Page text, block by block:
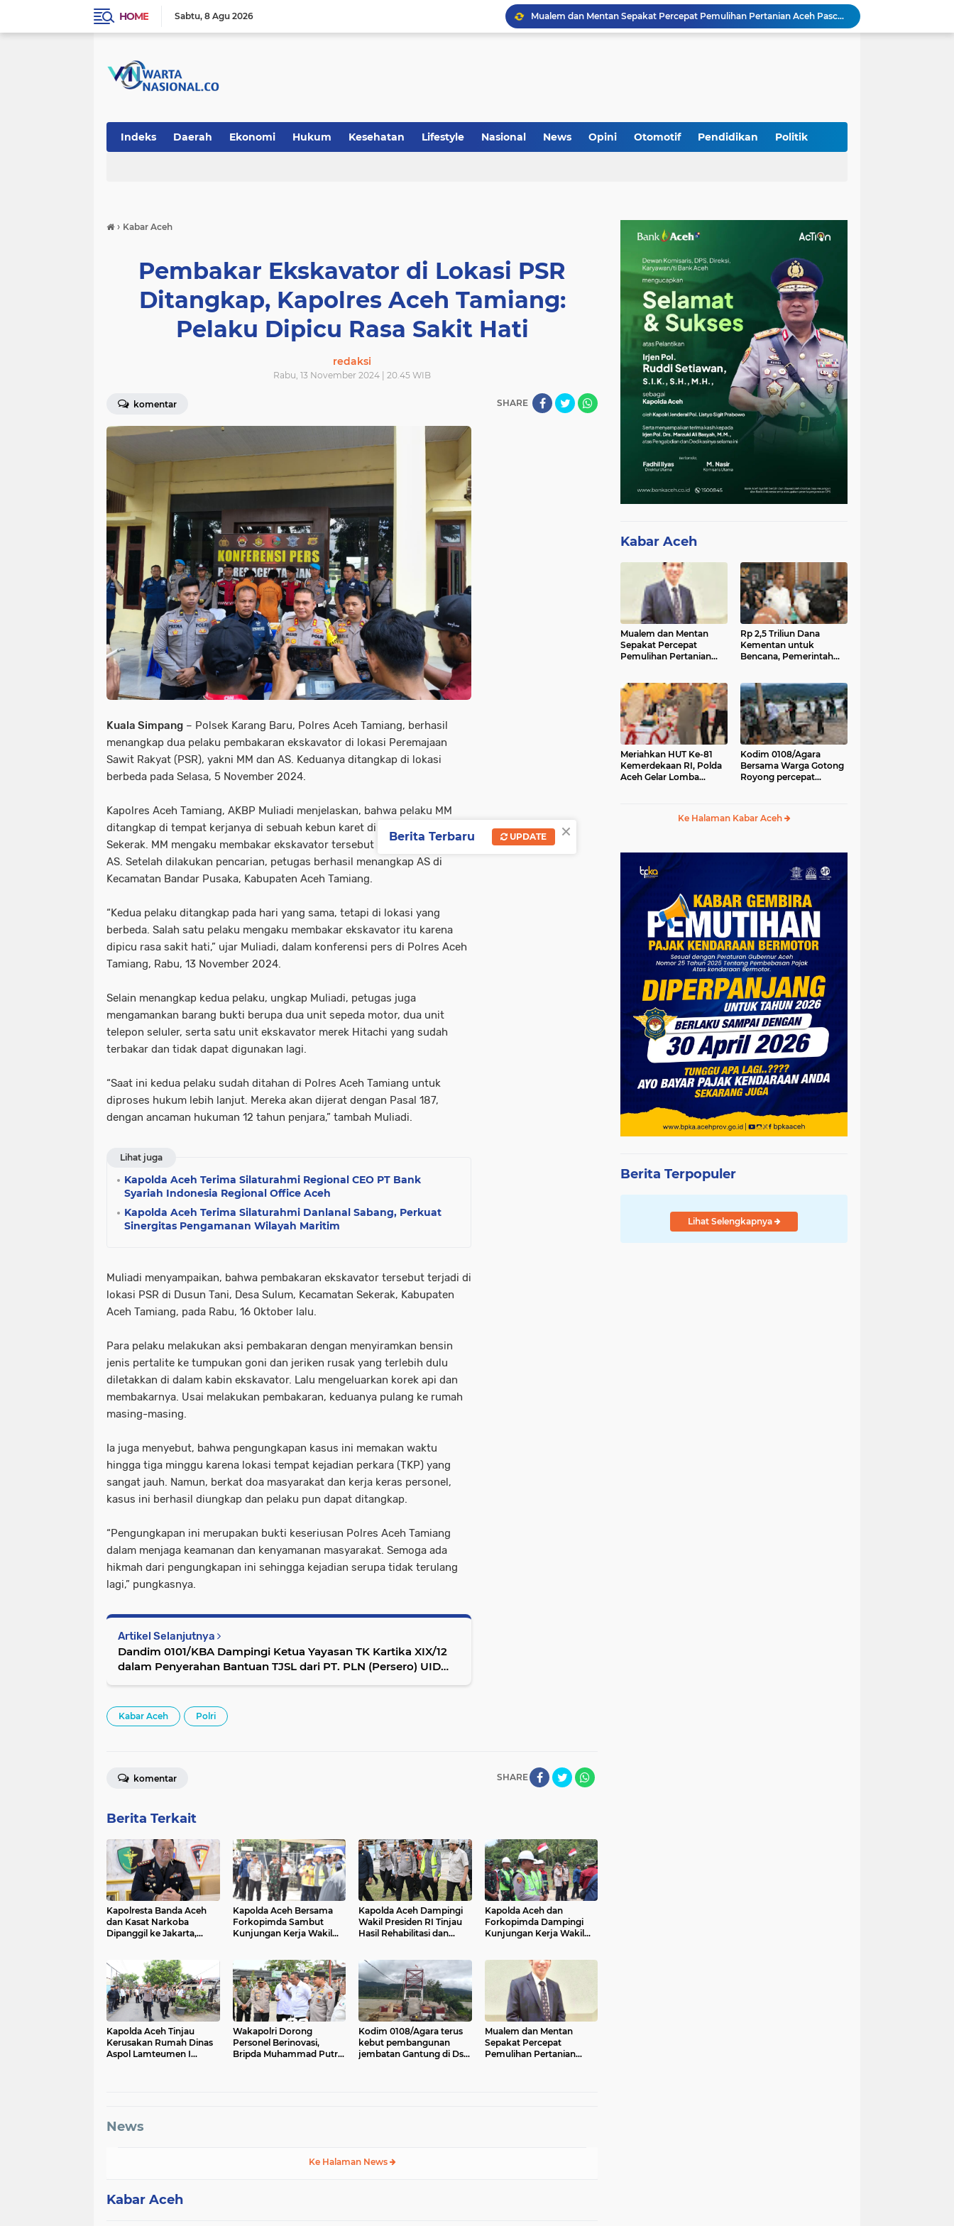
HOME Sabtu 8 Agu 2026 Mualem dan Mentan Sepakat Percepat Pemulihan Pertanian Aceh Pascabencana
Rp 2,5 Triliun Dana Kementan untuk Bencana, Pemerintah Aceh kelola Rp 9,7 M
Meriahkan HUT Ke-81 Kemerdekaan RI, Polda Aceh Gelar Lomba Memasak Nasi Goreng dan Aneka Minuman
Babinsa Sukamakmur Tanamkan Semangat Belajar, Hadir Langsung di SMAN 1 untuk Motivasi Siswa
Indeks Daerah Ekonomi Hukum Kesehatan Lifestyle Nasional News Opini Otomotif Pendidikan Politik
› Kabar Aceh
Pembakar Ekskavator di Lokasi PSR
Ditangkap, Kapolres Aceh Tamiang:
Pelaku Dipicu Rasa Sakit Hati
redaksi
Rabu, 13 November 2024 | 20.45 WIB
komentar SHARE
Kuala Simpang – Polsek Karang Baru, Polres Aceh Tamiang, berhasil
menangkap dua pelaku pembakaran ekskavator di lokasi Peremajaan
Sawit Rakyat (PSR), yakni MM dan AS. Keduanya ditangkap di lokasi
berbeda pada Selasa, 5 November 2024.
Kapolres Aceh Tamiang, AKBP Muliadi menjelaskan, bahwa pelaku MM
ditangkap di tempat kerjanya di sebuah kebun karet di Kecamatan
Sekerak. MM mengaku membakar ekskavator tersebut bersama rekannya,
AS. Setelah dilakukan pencarian, petugas berhasil menangkap AS di
Kecamatan Bandar Pusaka, Kabupaten Aceh Tamiang.
“Kedua pelaku ditangkap pada hari yang sama, tetapi di lokasi yang
berbeda. Salah satu pelaku mengaku membakar ekskavator itu karena
dipicu rasa sakit hati,” ujar Muliadi, dalam konferensi pers di Polres Aceh
Tamiang, Rabu, 13 November 2024.
Selain menangkap kedua pelaku, ungkap Muliadi, petugas juga
mengamankan barang bukti berupa dua unit sepeda motor, dua unit
telepon seluler, serta satu unit ekskavator merek Hitachi yang sudah
terbakar dan tidak dapat digunakan lagi.
“Saat ini kedua pelaku sudah ditahan di Polres Aceh Tamiang untuk
diproses hukum lebih lanjut. Mereka akan dijerat dengan Pasal 187,
dengan ancaman hukuman 12 tahun penjara,” tambah Muliadi.
Lihat juga
Kapolda Aceh Terima Silaturahmi Regional CEO PT Bank
Syariah Indonesia Regional Office Aceh
Kapolda Aceh Terima Silaturahmi Danlanal Sabang, Perkuat
Sinergitas Pengamanan Wilayah Maritim
Muliadi menyampaikan, bahwa pembakaran ekskavator tersebut terjadi di
lokasi PSR di Dusun Tani, Desa Sulum, Kecamatan Sekerak, Kabupaten
Aceh Tamiang, pada Rabu, 16 Oktober lalu.
Para pelaku melakukan aksi pembakaran dengan menyiramkan bensin
jenis pertalite ke tumpukan goni dan jeriken rusak yang terlebih dulu
diletakkan di dalam kabin ekskavator. Lalu mengeluarkan korek api dan
membakarnya. Usai melakukan pembakaran, keduanya pulang ke rumah
masing-masing.
Ia juga menyebut, bahwa pengungkapan kasus ini memakan waktu
hingga tiga minggu karena lokasi tempat kejadian perkara (TKP) yang
sangat jauh. Namun, berkat doa masyarakat dan kerja keras personel,
kasus ini berhasil diungkap dan pelaku pun dapat ditangkap.
“Pengungkapan ini merupakan bukti keseriusan Polres Aceh Tamiang
dalam menjaga keamanan dan kenyamanan masyarakat. Semoga ada
hikmah dari pengungkapan ini sehingga kejadian serupa tidak terulang
lagi,” pungkasnya.
Artikel Selanjutnya
Dandim 0101/KBA Dampingi Ketua Yayasan TK Kartika XIX/12
dalam Penyerahan Bantuan TJSL dari PT. PLN (Persero) UID
Kabar Aceh Polri
SHARE
komentar
Berita Terkait
Kapolresta Banda Aceh
dan Kasat Narkoba
Dipanggil ke Jakarta,
Kapolda Aceh Bersama
Forkopimda Sambut
Kunjungan Kerja Wakil
Kapolda Aceh Dampingi
Wakil Presiden RI Tinjau
Hasil Rehabilitasi dan
Kendawi, Gayo Lues
Kapolda Aceh dan
Forkopimda Dampingi
Kunjungan Kerja Wakil
Aceh Tengah
Kapolda Aceh Tinjau
Kerusakan Rumah Dinas
Aspol Lamteumen I
Wakapolri Dorong
Personel Berinovasi,
Bripda Muhammad Putra
Kodim 0108/Agara terus
kebut pembangunan
jembatan Gantung di Ds.
Mualem dan Mentan
Sepakat Percepat
Pemulihan Pertanian
News
Ke Halaman News
Kabar Aceh
Kabar Aceh
Mualem dan Mentan
Sepakat Percepat
Pemulihan Pertanian
Rp 2,5 Triliun Dana
Kementan untuk
Bencana, Pemerintah
Meriahkan HUT Ke-81
Kemerdekaan RI, Polda
Aceh Gelar Lomba
Kodim 0108/Agara
Bersama Warga Gotong
Royong percepat
Tenggara
Ke Halaman Kabar Aceh
Berita Terpopuler
Lihat Selengkapnya
×
Berita Terbaru UPDATE